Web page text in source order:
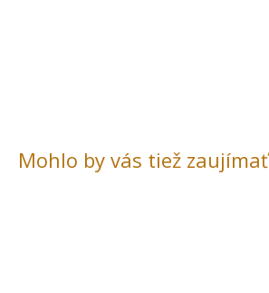
Mohlo by vás tiež zaujímať